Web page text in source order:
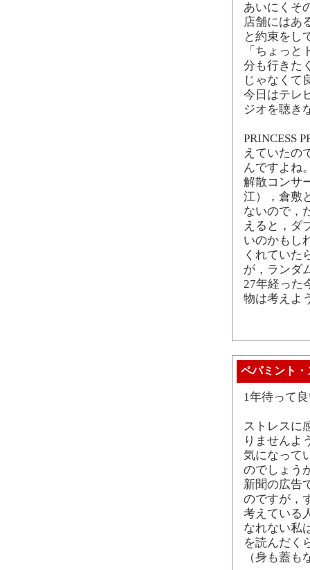
あいにくそ
店舗にはあ
と約束をし
「ちょっ
分も行きた
じゃなくて
今日はテレ
ジオを聴き
PRINCESS
えていたの
んですよね
解散コンサ
江），倉敷
ないので，
えると，ダ
いのかもし
くれていた
が，ランダ
27年経った
物は考えよ
ペパミント・
1年待って
ストレスに
りませんよ
気になって
のでしょう
新聞の広告
のですが，
考えている
なれない私
を読んだく
（身も蓋も